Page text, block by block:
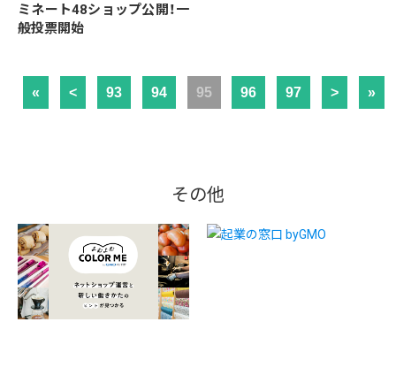
ミネート48ショップ公開！一
般投票開始
« < 93 94 95 96 97 > »
その他